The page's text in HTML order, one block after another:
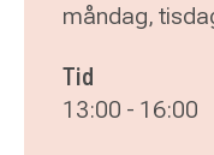
måndag,
Tid
13:00 - 16:00